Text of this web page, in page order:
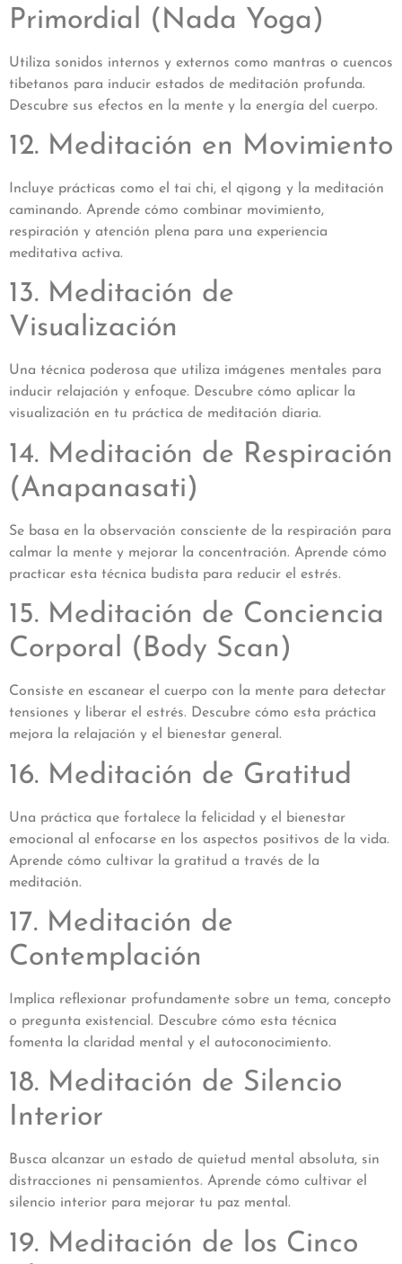
Primordial (Nada Yoga)
Utiliza sonidos internos y externos como mantras o cuencos
tibetanos para inducir estados de meditación profunda.
Descubre sus efectos en la mente y la energía del cuerpo.
12. Meditación en Movimiento
Incluye prácticas como el tai chi, el qigong y la meditación
caminando. Aprende cómo combinar movimiento,
respiración y atención plena para una experiencia
meditativa activa.
13. Meditación de
Visualización
Una técnica poderosa que utiliza imágenes mentales para
inducir relajación y enfoque. Descubre cómo aplicar la
visualización en tu práctica de meditación diaria.
14. Meditación de Respiración
(Anapanasati)
Se basa en la observación consciente de la respiración para
calmar la mente y mejorar la concentración. Aprende cómo
practicar esta técnica budista para reducir el estrés.
15. Meditación de Conciencia
Corporal (Body Scan)
Consiste en escanear el cuerpo con la mente para detectar
tensiones y liberar el estrés. Descubre cómo esta práctica
mejora la relajación y el bienestar general.
16. Meditación de Gratitud
Una práctica que fortalece la felicidad y el bienestar
emocional al enfocarse en los aspectos positivos de la vida.
Aprende cómo cultivar la gratitud a través de la
meditación.
17. Meditación de
Contemplación
Implica reflexionar profundamente sobre un tema, concepto
o pregunta existencial. Descubre cómo esta técnica
fomenta la claridad mental y el autoconocimiento.
18. Meditación de Silencio
Interior
Busca alcanzar un estado de quietud mental absoluta, sin
distracciones ni pensamientos. Aprende cómo cultivar el
silencio interior para mejorar tu paz mental.
19. Meditación de los Cinco